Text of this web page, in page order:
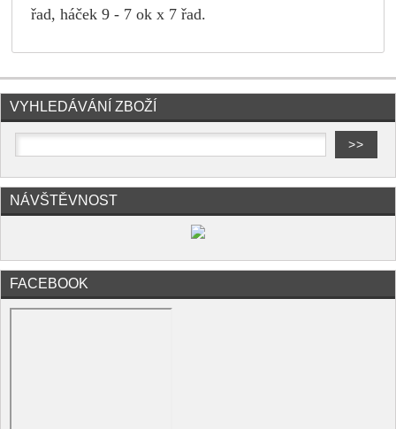
řad, háček 9 - 7 ok x 7 řad.
VYHLEDÁVÁNÍ ZBOŽÍ
NÁVŠTĚVNOST
FACEBOOK